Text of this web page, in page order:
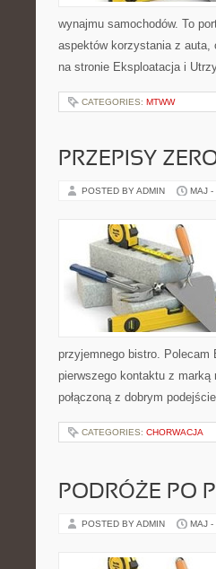
wynajmu samochodów. To
aspektów korzystania z auta,
na stronie Eksploatacja i
CATEGORIES: MTWW
PRZEPISY
POSTED BY ADMIN MAJ -
przyjemnego bistro. Polecam
pierwszego kontaktu z
połączoną z dobrym
CATEGORIES: CHORWACJA
PODRÓŻE PO
POSTED BY ADMIN MAJ -